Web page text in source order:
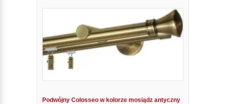
Podwójny Colosseo w kolorze mosiądz antyczny